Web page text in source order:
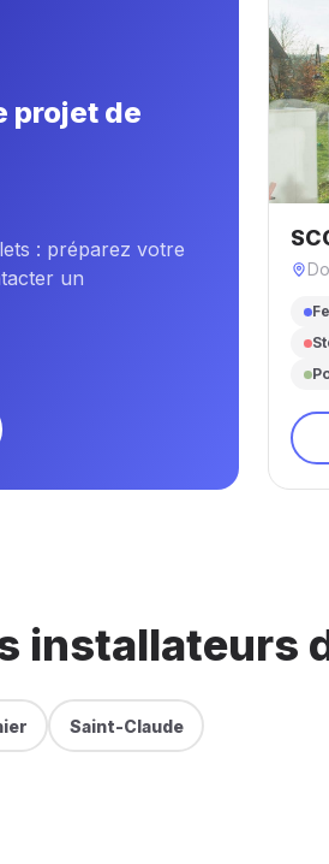
projet de
: préparez votre
un
installateurs
Saint-Claude